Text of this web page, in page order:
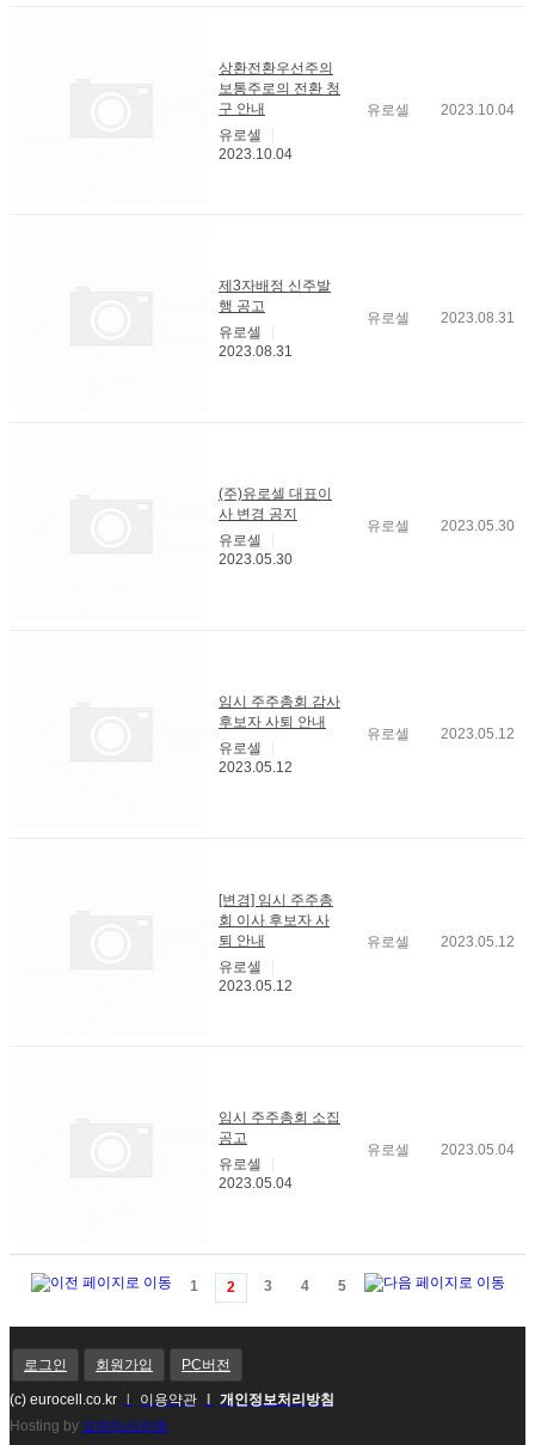
상환전환우선주의
보통주로의 전환 청
구 안내
유로셀
2023.10.04
유로셀 2023.10.04
제3자배정 신주발
행 공고
유로셀
2023.08.31
유로셀 2023.08.31
(주)유로셀 대표이
사 변경 공지
유로셀
2023.05.30
유로셀 2023.05.30
임시 주주총회 감사
후보자 사퇴 안내
유로셀
2023.05.12
유로셀 2023.05.12
[변경] 임시 주주총
회 이사 후보자 사
퇴 안내
유로셀
2023.05.12
유로셀 2023.05.12
임시 주주총회 소집
공고
유로셀
2023.05.04
유로셀 2023.05.04
1 2 3 4 5
로그인 회원가입 PC버전
(c) eurocell.co.kr 이용약관
개인정보처리방침
Hosting by 오마이사이트